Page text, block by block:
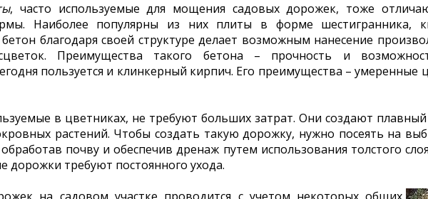
, часто используемые для мощения садовых дорожек, тоже
Наиболее популярны из них плиты в форме шестигранника,
благодаря своей структуре делает возможным нанесение
Преимущества такого бетона – прочность и
пользуется и клинкерный кирпич. Его преимущества – умеренные
в цветниках, не требуют больших затрат. Они создают
растений. Чтобы создать такую дорожку, нужно посеять на
почву и обеспечив дренаж путем использования толстого
дорожки требуют постоянного ухода.